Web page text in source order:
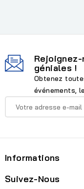
géniales !
Obtenez
événements,
Informations
Suivez-Nous